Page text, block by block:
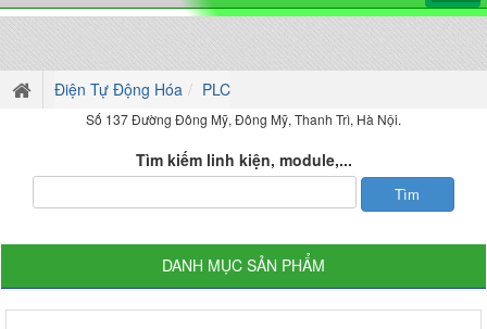
Điện Tự Động Hóa PLC
Số 137 Đường Đông Mỹ, Đông Mỹ, Thanh Trì, Hà Nội.
Tìm kiếm linh kiện, module,...
DANH MỤC SẢN PHẨM